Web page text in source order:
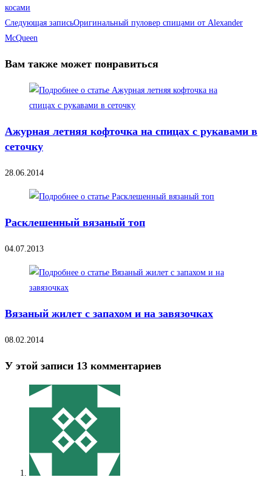
косами
Следующая записьОригинальный пуловер спицами от Alexander
McQueen
Вам также может понравиться
Ажурная летняя кофточка на спицах с рукавами в
сеточку
28.06.2014
Расклешенный вязаный топ
04.07.2013
Вязаный жилет с запахом и на завязочках
08.02.2014
У этой записи 13 комментариев